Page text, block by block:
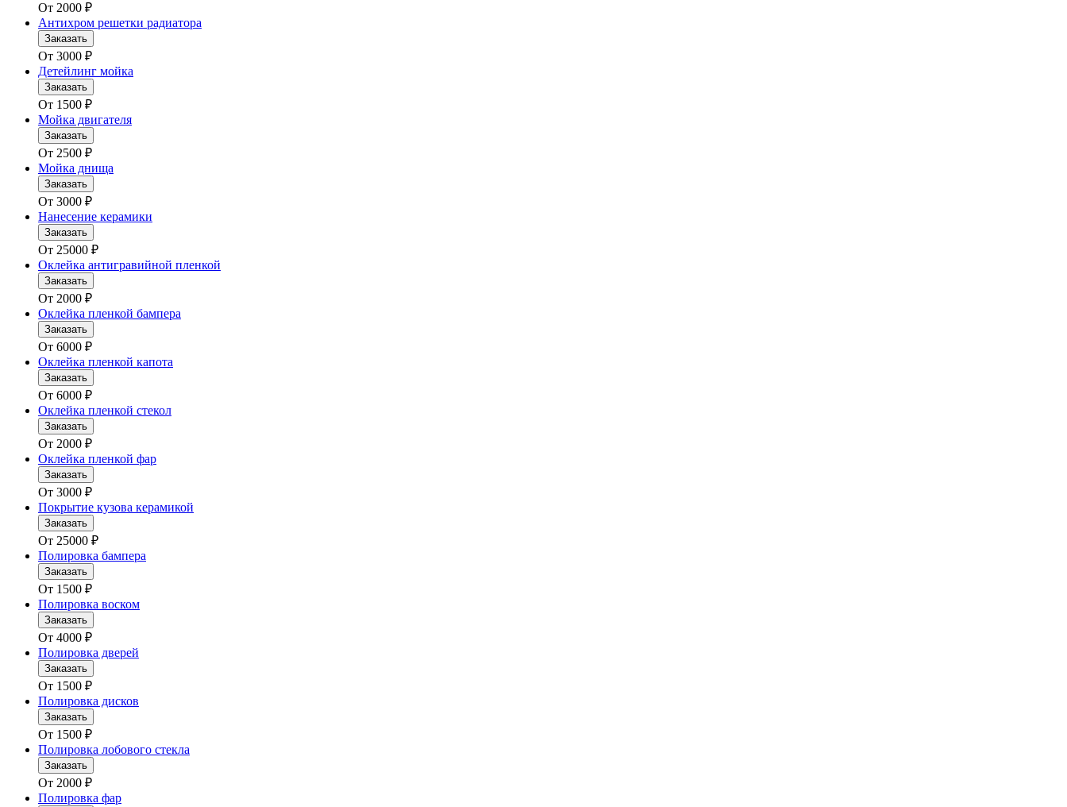
От 2000 ₽
Антихром решетки радиатора
Заказать
От 3000 ₽
Детейлинг мойка
Заказать
От 1500 ₽
Мойка двигателя
Заказать
От 2500 ₽
Мойка днища
Заказать
От 3000 ₽
Нанесение керамики
Заказать
От 25000 ₽
Оклейка антигравийной пленкой
Заказать
От 2000 ₽
Оклейка пленкой бампера
Заказать
От 6000 ₽
Оклейка пленкой капота
Заказать
От 6000 ₽
Оклейка пленкой стекол
Заказать
От 2000 ₽
Оклейка пленкой фар
Заказать
От 3000 ₽
Покрытие кузова керамикой
Заказать
От 25000 ₽
Полировка бампера
Заказать
От 1500 ₽
Полировка воском
Заказать
От 4000 ₽
Полировка дверей
Заказать
От 1500 ₽
Полировка дисков
Заказать
От 1500 ₽
Полировка лобового стекла
Заказать
От 2000 ₽
Полировка фар